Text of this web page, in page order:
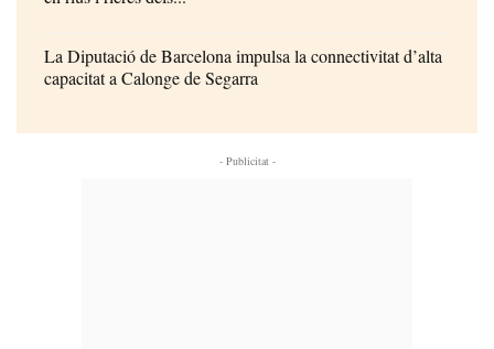
La Diputació de Barcelona impulsa la connectivitat d’alta
capacitat a Calonge de Segarra
- Publicitat -